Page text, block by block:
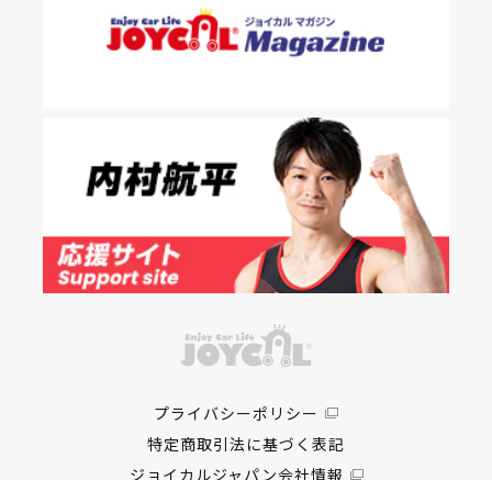
プライバシーポリシー
特定商取引法に基づく表記
ジョイカルジャパン会社情報